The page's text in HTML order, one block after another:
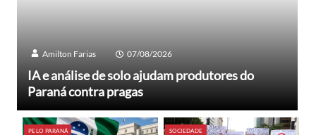
Amilton Farias 07/08/2026
IA e análise de solo ajudam produtores do
Paraná contra pragas
PELO PARANÁ SOCIEDADE